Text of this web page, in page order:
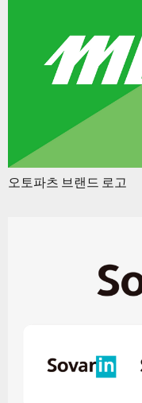
오토파츠 브랜드 로고